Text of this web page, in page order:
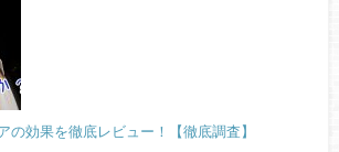
の効果を徹底レビュー！【徹底調査】